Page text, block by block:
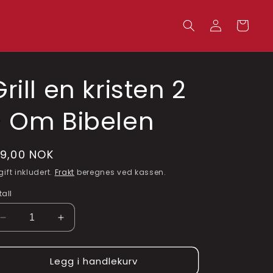
Logg
inn
Handlekurv
en kristen 2
Om Bibelen
NOK
inkludert. Frakt beregnes ved kassen.
antallet
for
Øk
antallet
for
Grill
Legg i handlekurv